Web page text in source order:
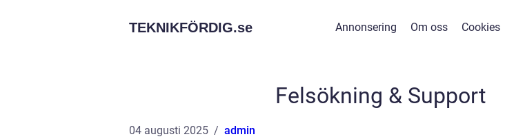
TEKNIKFÖRDIG.se Annonsering Om oss Cookies
Felsökning & Support
04 augusti 2025 admin